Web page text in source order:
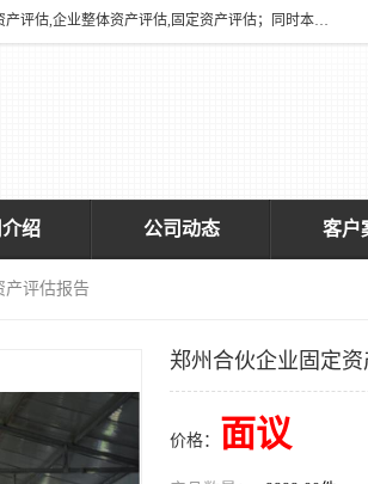
海润资产评估有限公司有养殖场评估,养殖场资产评估,花卉苗圃资产评估,森林林地资产评估,采石场资产评估,企业整体资产评估,固定资产评估；同时本司与全国多家着名评估机构、拆迁法律咨询律师、征收拆迁办、以及评估院校合作，以便为顾客提供有价值的服务。
绍 公司动态 客户
产评估报告
郑州合伙企业固定
价格： 面议